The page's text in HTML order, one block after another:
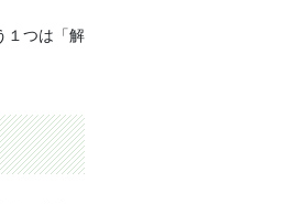
１つは「解